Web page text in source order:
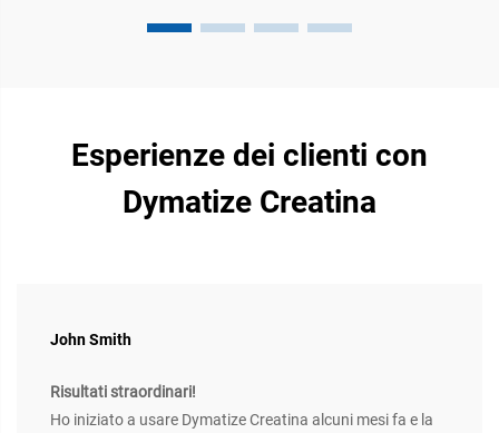
Esperienze dei clienti con
Dymatize Creatina
John Smith
Risultati straordinari!
Ho iniziato a usare Dymatize Creatina alcuni mesi fa e la